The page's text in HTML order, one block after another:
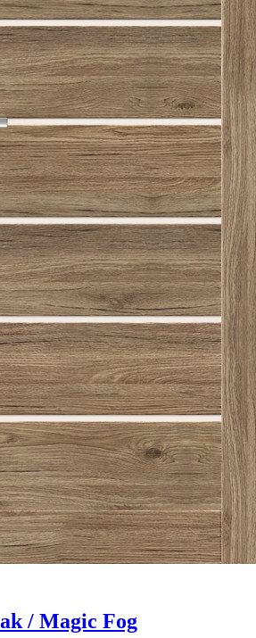
/ Magic Fog